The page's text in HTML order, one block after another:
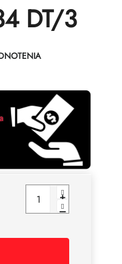
DT/3